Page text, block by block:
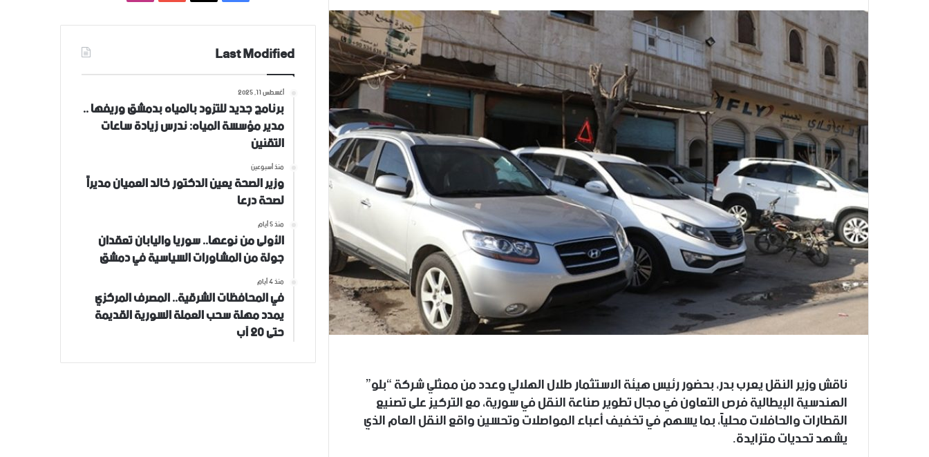
ناقش وزير النقل يعرب بدر، بحضور رئيس هيئة الاستثمار طلال الهلالي وعدد من ممثلي شركة “بلو”
الهندسية الإيطالية فرص التعاون في مجال تطوير صناعة النقل في سورية، مع التركيز على تصنيع
القطارات والحافلات محلياً، بما يسهم في تخفيف أعباء المواصلات وتحسين واقع النقل العام الذي
يشهد تحديات متزايدة.
Last Modified
أغسطس 11, 2025
برنامج جديد للتزود بالمياه بدمشق وريفها ..
مدير مؤسسة المياه: ندرس زيادة ساعات
التقنين
منذ أسبوعين
وزير الصحة يعين الدكتور خالد العميان مديراً
لصحة درعا
منذ 5 أيام
الأولى من نوعها.. سوريا واليابان تعقدان
جولة من المشاورات السياسية في دمشق
منذ 4 أيام
في المحافظات الشرقية.. المصرف المركزي
يمدد مهلة سحب العملة السورية القديمة
حتى 20 آب